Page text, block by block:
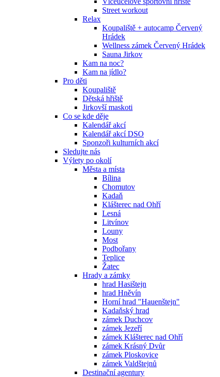
Street workout
Relax
Koupaliště + autocamp Červený
Hrádek
Wellness zámek Červený Hrádek
Sauna Jirkov
Kam na noc?
Kam na jídlo?
Pro děti
Koupaliště
Dětská hřiště
Jirkovší maskoti
Co se kde děje
Kalendář akcí
Kalendář akcí DSO
Sponzoři kulturních akcí
Sledujte nás
Výlety po okolí
Města a místa
Bílina
Chomutov
Kadaň
Klášterec nad Ohří
Lesná
Litvínov
Louny
Most
Podbořany
Teplice
Žatec
Hrady a zámky
hrad Hasištejn
hrad Hněvín
Horní hrad "Hauenštejn"
Kadaňský hrad
zámek Duchcov
zámek Jezeří
zámek Klášterec nad Ohří
zámek Krásný Dvůr
zámek Ploskovice
zámek Valdštejnů
Destinační agentury